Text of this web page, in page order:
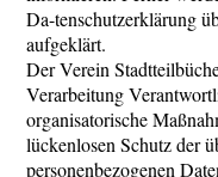
Da-tenschutzerklärung
aufgeklärt.
Der Verein
Verarbeitung
organisatorische
lückenlosen Schutz der
personenbezogenen